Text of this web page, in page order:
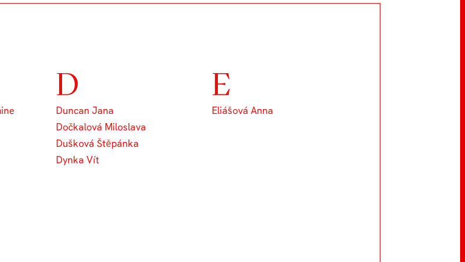
D
Duncan Jana
Dočkalová Miloslava
Dušková Štěpánka
Dynka Vít
E
Eliášová Anna